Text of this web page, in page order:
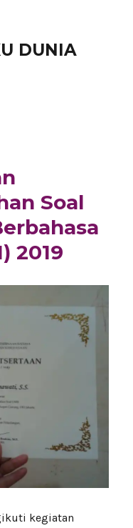
DUNIA
Soal
2019
kegiatan